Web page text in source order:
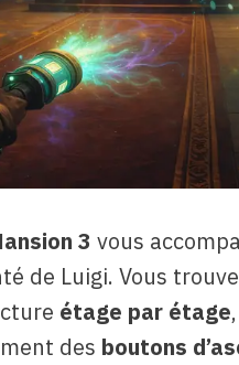
3 vous
de Luigi. Vous
étage par étage
des boutons